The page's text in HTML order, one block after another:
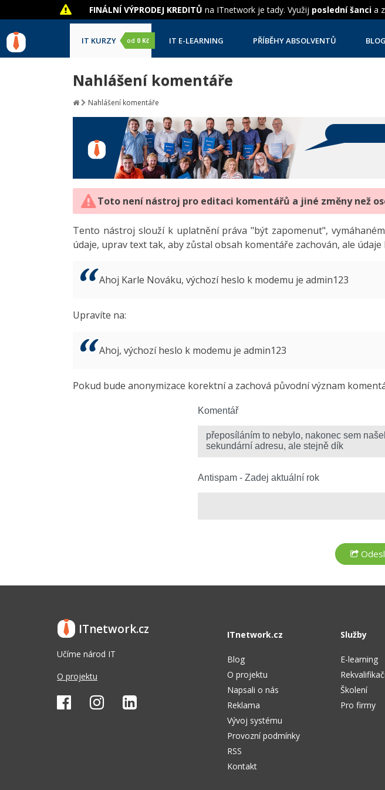
FINÁLNÍ VÝPRODEJ KREDITŮ na ITnetwork je tady. Využij poslední šanci a
IT KURZY od 0 Kč IT E-LEARNING PŘÍBĚHY ABSOLVENTŮ BLOG
Nahlášení komentáře
Nahlášení komentáře
Toto není nástroj pro editaci komentářů a jiné změny než
Tento nástroj slouží k uplatnění práva "být zapomenut",
údaje, uprav text tak, aby zůstal obsah komentáře zachován, ale
Ahoj Karle Nováku, výchozí heslo k modemu je admin123
Upravíte na:
Ahoj, výchozí heslo k modemu je admin123
Pokud bude anonymizace korektní a zachová původní význam
Komentář
Antispam - Zadej aktuální rok
ITnetwork.cz
Učíme národ IT
O projektu
ITnetwork.cz
Blog
O projektu
Napsali o nás
Reklama
Vývoj systému
Provozní podmínky
RSS
Kontakt
Služby
E-learning
Školení
Pro firmy